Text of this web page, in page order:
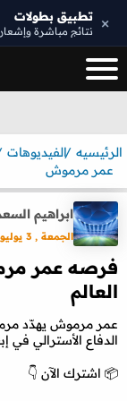
× تطبيق بطولات
نتائج مباشرة
الرئيسيه الفيديوهات
عمر مرموش
ابراهيم
الجمعة , 3 يوليو 2026 ,9:45 م
فرصه عمر
العالم
عمر مرموش يهدّد
الدفاع الأسترالي في
📦 اشترك الآن 👇